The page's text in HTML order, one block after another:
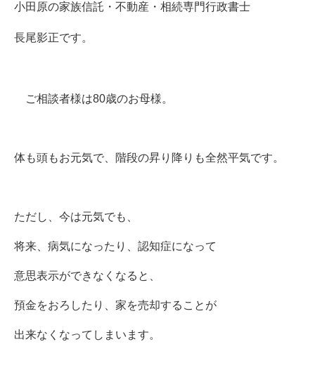
小田原の家族信託・不動産・相続専門行政書士
長尾影正です。
ご相談者様は80歳のお母様。
体も頭もお元気で、階段の昇り降りも全然平気です。
ただし、今は元気でも、
将来、病気になったり、認知症になって
意思表示ができなくなると、
預金をおろしたり、家を売却することが
出来なくなってしまいます。